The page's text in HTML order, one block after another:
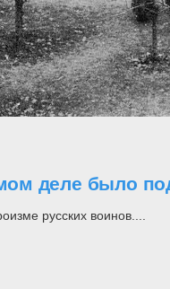
деле было
русских воинов....